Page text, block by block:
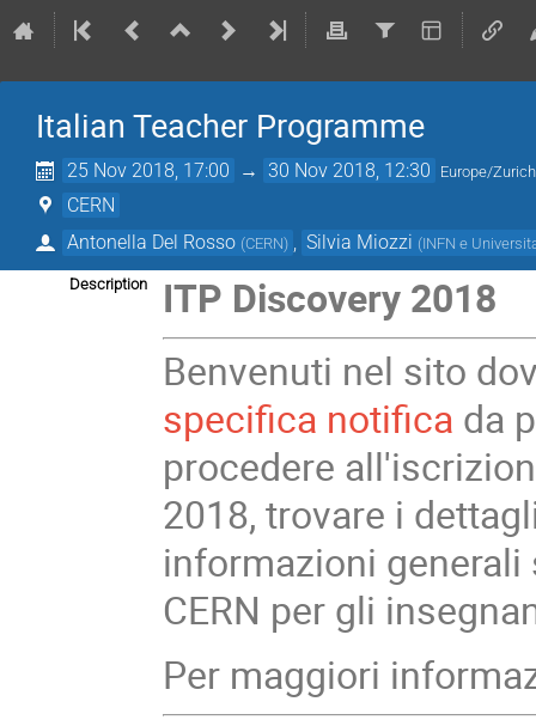
Italian Teacher Programme
25 Nov 2018, 17:00 → 30 Nov 2018, 12:30 Europe/Zurich
CERN
Antonella Del Rosso (CERN) Silvia Miozzi (INFN e
Description
ITP Discovery 2018
Benvenuti nel sito
specifica notifica da
procedere
2018, trovare i
informazioni
CERN per gli
Per maggiori